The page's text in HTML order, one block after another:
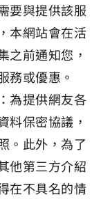
要與提供該服
本網站會在活
之前通知您，
務或優惠。
為提供網友各
料保密協議，
。此外，為了
他第三方介紹
在不具名的情